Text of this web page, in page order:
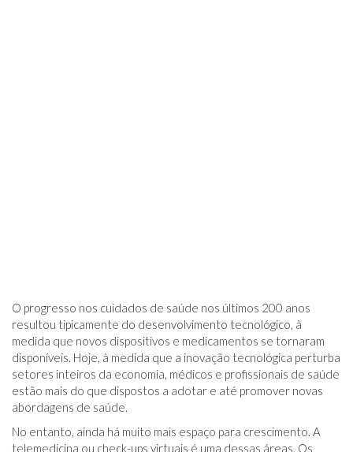
O progresso nos cuidados de saúde nos últimos 200 anos
resultou tipicamente do desenvolvimento tecnológico, à
medida que novos dispositivos e medicamentos se tornaram
disponíveis. Hoje, à medida que a inovação tecnológica perturba
setores inteiros da economia, médicos e profissionais de saúde
estão mais do que dispostos a adotar e até promover novas
abordagens de saúde.
No entanto, ainda há muito mais espaço para crescimento. A
telemedicina ou check-ups virtuais é uma dessas áreas. Os